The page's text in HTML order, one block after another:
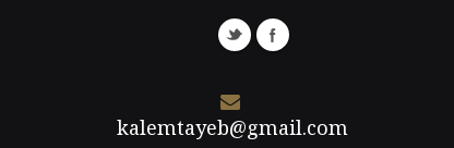
kalemtayeb@gmail.com